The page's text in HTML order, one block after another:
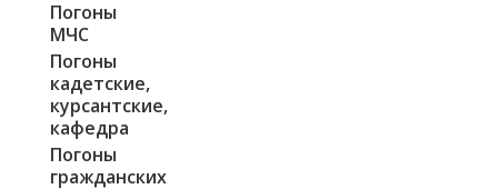
Погоны
МЧС
Погоны
кадетские,
курсантские,
кафедра
Погоны
гражданских